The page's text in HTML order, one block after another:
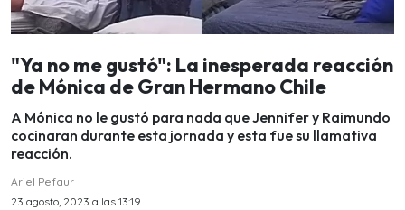
"Ya no me gustó": La inesperada reacción
de Mónica de Gran Hermano Chile
A Mónica no le gustó para nada que Jennifer y Raimundo
cocinaran durante esta jornada y esta fue su llamativa
reacción.
Ariel Pefaur
23 agosto, 2023 a las 13:19